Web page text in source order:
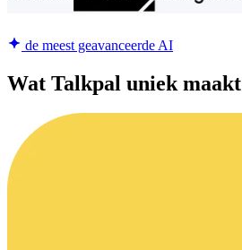
de meest geavanceerde AI
Wat Talkpal uniek maakt